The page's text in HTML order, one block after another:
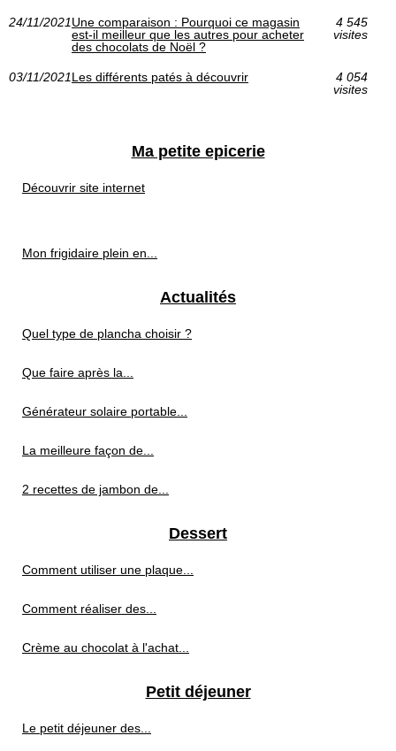
24/11/2021Une comparaison : Pourquoi ce magasin
est-il meilleur que les autres pour acheter
des chocolats de Noël ?
4 545
visites
03/11/2021Les différents patés à découvrir
4 054
visites
Ma petite epicerie
Découvrir site internet
Mon frigidaire plein en...
Actualités
Quel type de plancha choisir ?
Que faire après la...
Générateur solaire portable...
La meilleure façon de...
2 recettes de jambon de...
Dessert
Comment utiliser une plaque...
Comment réaliser des...
Crème au chocolat à l'achat...
Petit déjeuner
Le petit déjeuner des...